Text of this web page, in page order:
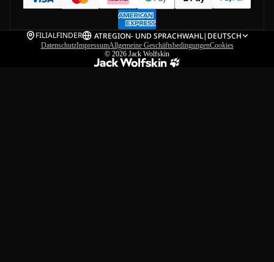
FILIALFINDER ATREGION- UND SPRACHWAHL| DEUTSCH
DatenschutzImpressumAllgemeine GeschäftsbedingungenCookies
© 2026 Jack Wolfskin